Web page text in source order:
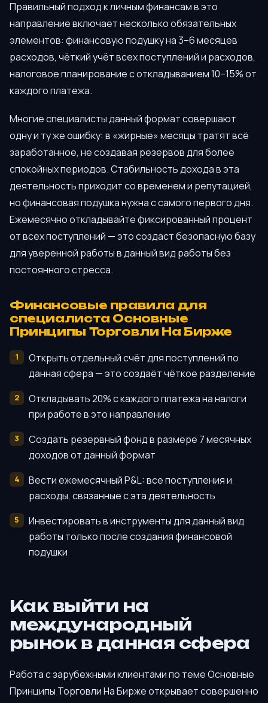
Правильный подход к личным финансам в это
направление включает несколько обязательных
элементов: финансовую подушку на 3–6 месяцев
расходов, чёткий учёт всех поступлений и расходов,
налоговое планирование с откладыванием 10–15% от
каждого платежа.
Многие специалисты данный формат совершают
одну и ту же ошибку: в «жирные» месяцы тратят всё
заработанное, не создавая резервов для более
спокойных периодов. Стабильность дохода в эта
деятельность приходит со временем и репутацией,
но финансовая подушка нужна с самого первого дня.
Ежемесячно откладывайте фиксированный процент
от всех поступлений — это создаст безопасную базу
для уверенной работы в данный вид работы без
постоянного стресса.
Финансовые правила для
специалиста Основные
Принципы Торговли На Бирже
Открыть отдельный счёт для поступлений по
данная сфера — это создаёт чёткое разделение
Откладывать 20% с каждого платежа на налоги
при работе в это направление
Создать резервный фонд в размере 7 месячных
доходов от данный формат
Вести ежемесячный P&L: все поступления и
расходы, связанные с эта деятельность
Инвестировать в инструменты для данный вид
работы только после создания финансовой
подушки
Как выйти на
международный
рынок в данная сфера
Работа с зарубежными клиентами по теме Основные
Принципы Торговли На Бирже открывает совершенно